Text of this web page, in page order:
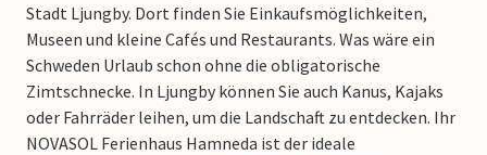
Stadt Ljungby. Dort finden Sie Einkaufsmöglichkeiten,
Museen und kleine Cafés und Restaurants. Was wäre ein
Schweden Urlaub schon ohne die obligatorische
Zimtschnecke. In Ljungby können Sie auch Kanus, Kajaks
oder Fahrräder leihen, um die Landschaft zu entdecken. Ihr
NOVASOL Ferienhaus Hamneda ist der ideale